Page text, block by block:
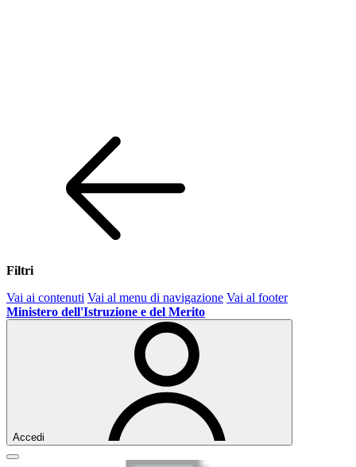
Filtri
Vai ai contenuti Vai al menu di navigazione Vai al footer
Ministero dell'Istruzione e del Merito
Accedi